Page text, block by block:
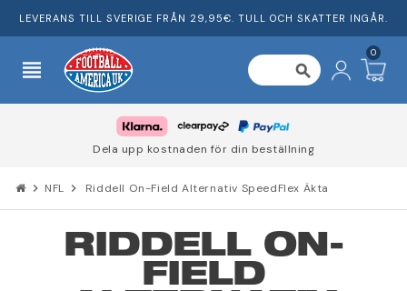
LEVERANS TILL SVERIGE FRÅN 29,95€. TULL OCH SKATTER INGÅR.
view_headline search
0
Dela upp kostnaden för din beställning
chevron_right NFL chevron_right Riddell On-Field Alternativ SpeedFlex Äkta
RIDDELL ON-
FIELD